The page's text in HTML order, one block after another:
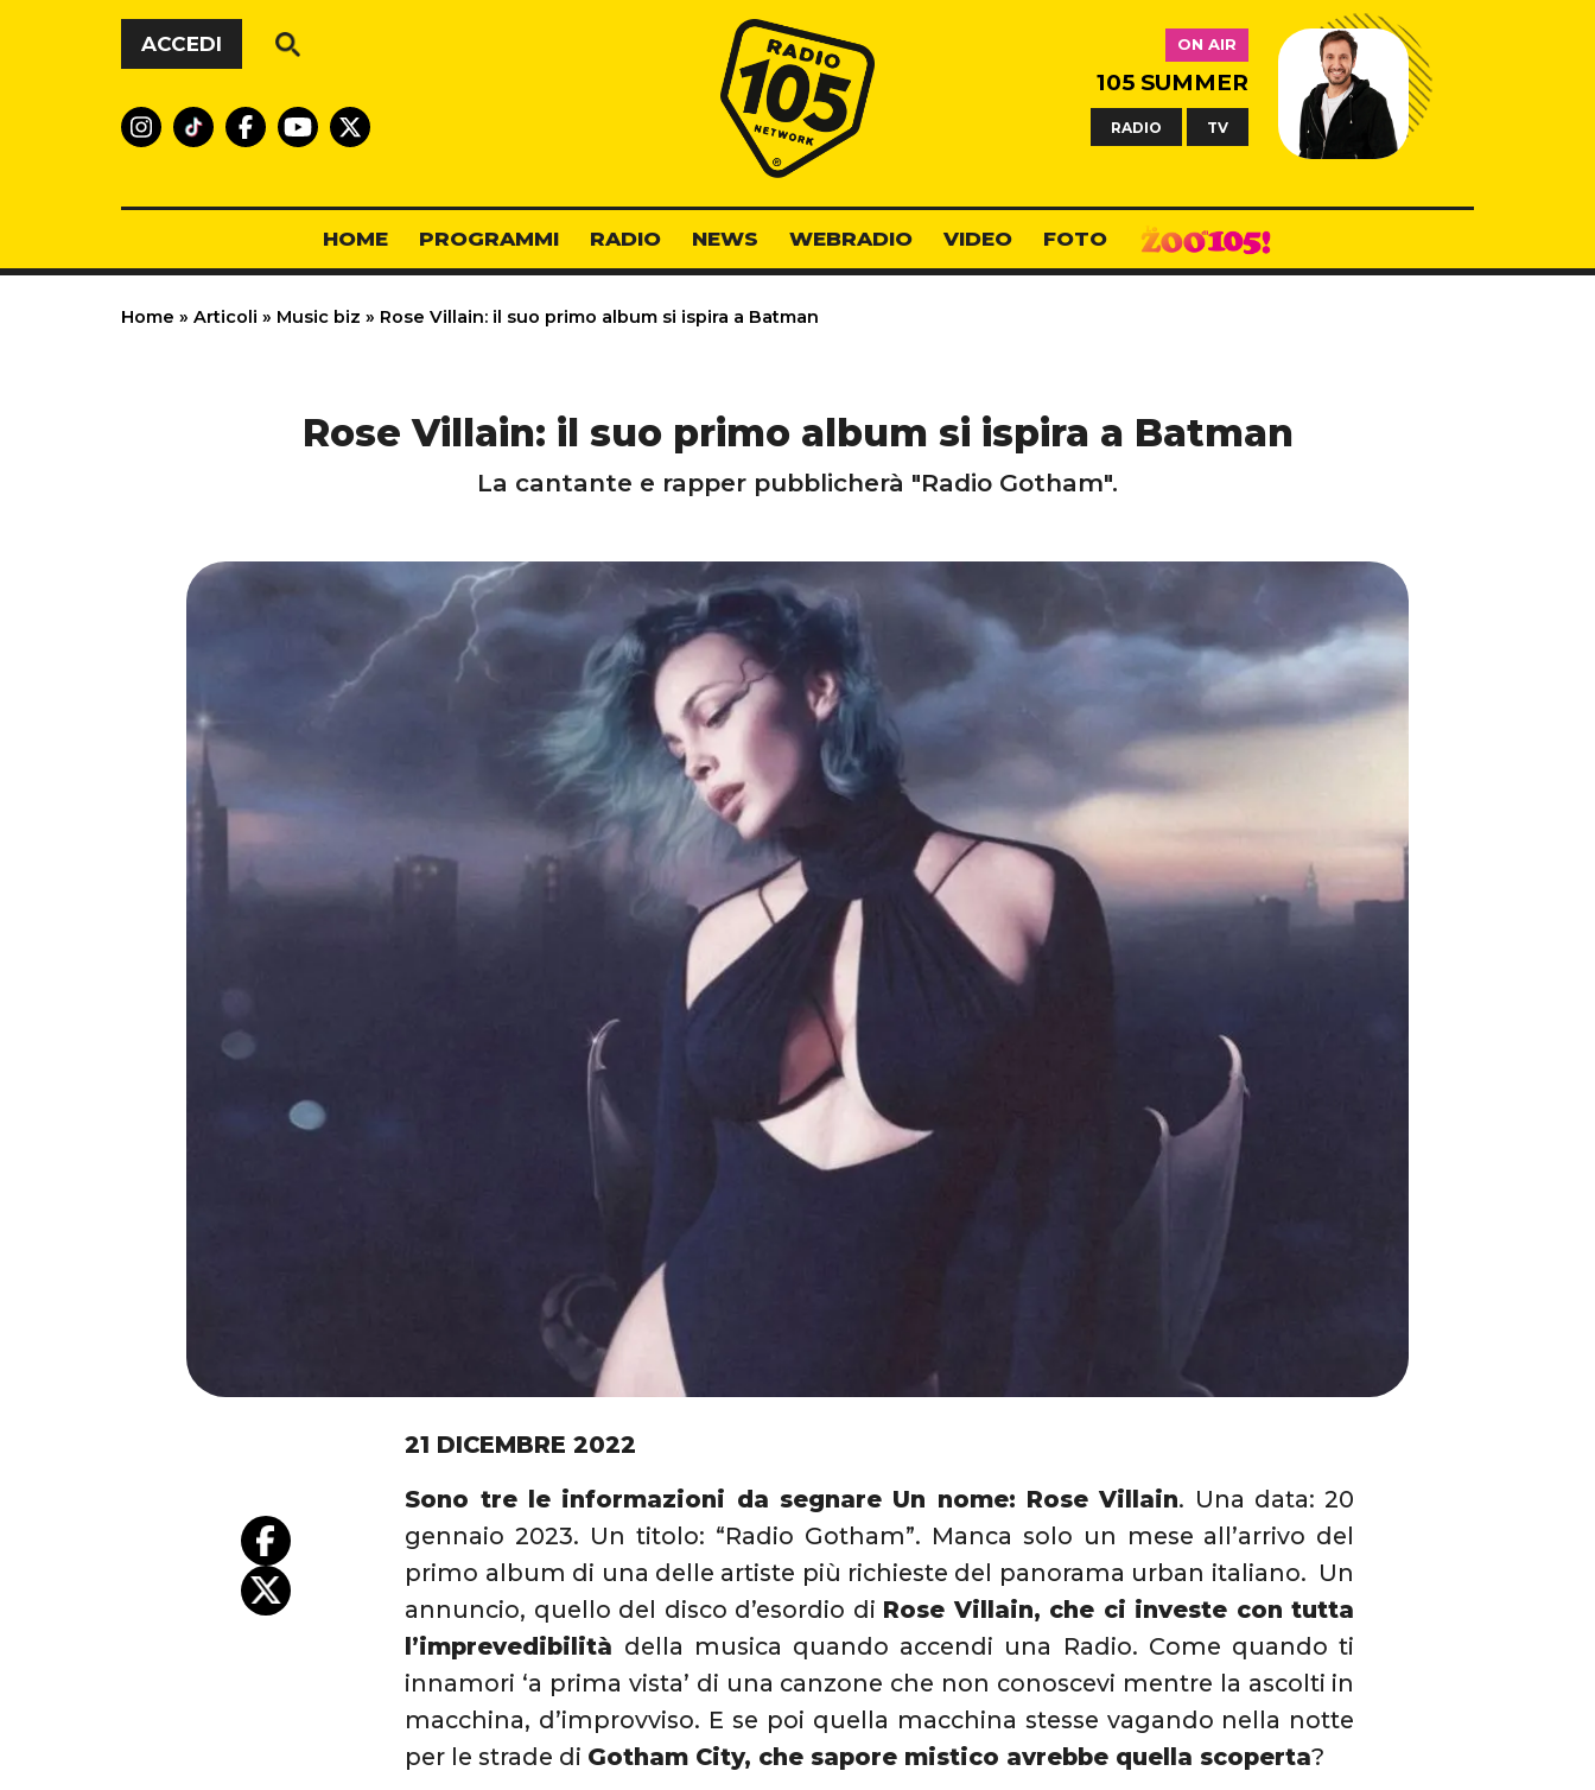
Vai al contenuto
ACCEDI
Radio 105
ON AIR
105 SUMMER
RADIO TV
HOME PROGRAMMI RADIO NEWS WEBRADIO VIDEO FOTO
Home » Articoli » Music biz » Rose Villain: il suo primo album si ispira a Batman
Rose Villain: il suo primo album si ispira a Batman
La cantante e rapper pubblicherà "Radio Gotham".
21 DICEMBRE 2022
Sono tre le informazioni da segnare Un nome: Rose Villain. Una data: 20
gennaio 2023. Un titolo: “Radio Gotham”. Manca solo un mese all’arrivo del
primo album di una delle artiste più richieste del panorama urban italiano. Un
annuncio, quello del disco d’esordio di Rose Villain, che ci investe con tutta
l’imprevedibilità della musica quando accendi una Radio. Come quando ti
innamori ‘a prima vista’ di una canzone che non conoscevi mentre la ascolti in
macchina, d’improvviso. E se poi quella macchina stesse vagando nella notte
per le strade di Gotham City, che sapore mistico avrebbe quella scoperta?